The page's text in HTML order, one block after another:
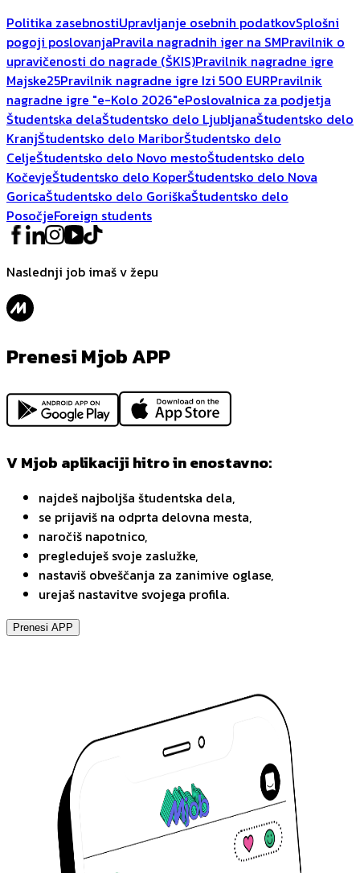
Politika zasebnostiUpravljanje osebnih podatkovSplošni
pogoji poslovanjaPravila nagradnih iger na SMPravilnik o
upravičenosti do nagrade (ŠKIS)Pravilnik nagradne igre
Majske25Pravilnik nagradne igre Izi 500 EURPravilnik
nagradne igre "e-Kolo 2026"ePoslovalnica za podjetja
Študentska delaŠtudentsko delo LjubljanaŠtudentsko delo
KranjŠtudentsko delo MariborŠtudentsko delo
CeljeŠtudentsko delo Novo mestoŠtudentsko delo
KočevjeŠtudentsko delo KoperŠtudentsko delo Nova
GoricaŠtudentsko delo GoriškaŠtudentsko delo
PosočjeForeign students
Naslednji job imaš v žepu
Prenesi Mjob APP
V Mjob aplikaciji hitro in enostavno:
najdeš najboljša študentska dela,
se prijaviš na odprta delovna mesta,
naročiš napotnico,
pregleduješ svoje zaslužke,
nastaviš obveščanja za zanimive oglase,
urejaš nastavitve svojega profila.
Prenesi APP